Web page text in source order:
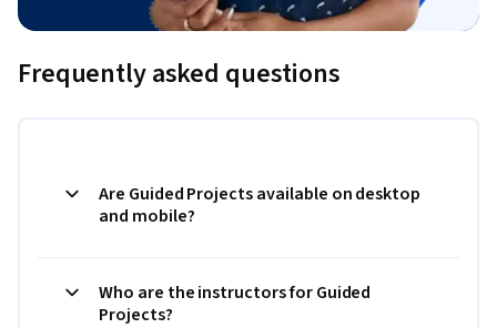
Frequently asked questions
Are Guided Projects available on desktop
and mobile?
Who are the instructors for Guided
Projects?